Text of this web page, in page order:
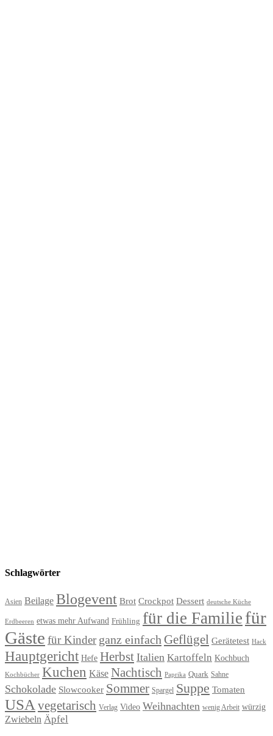
Schlagwörter
Asien Beilage Blogevent Brot Crockpot Dessert deutsche Küche
Erdbeeren etwas mehr Aufwand Frühling für die Familie für
Gäste für Kinder ganz einfach Geflügel Gerätetest Hack
Hauptgericht Hefe Herbst Italien Kartoffeln Kochbuch
Kochbücher Kuchen Käse Nachtisch Paprika Quark Sahne
Schokolade Slowcooker Sommer Spargel Suppe Tomaten
USA vegetarisch Verlag Video Weihnachten wenig Arbeit würzig
Zwiebeln Äpfel